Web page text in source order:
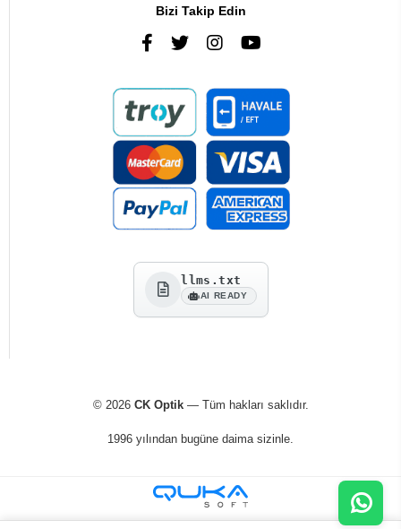
Bizi Takip Edin
llms.txt
AI READY
© 2026 CK Optik— Tüm hakları saklıdır.
1996 yılından bugüne daima sizinle.